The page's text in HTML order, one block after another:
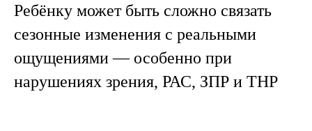
Ребёнку может быть сложно связать
сезонные изменения с реальными
ощущениями — особенно при
нарушениях зрения, РАС, ЗПР и ТНР